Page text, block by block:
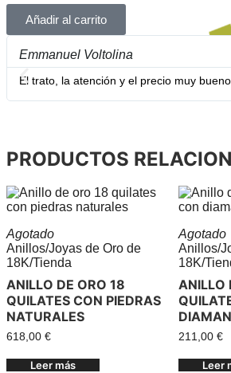
Añadir al carrito
Emmanuel Voltolina
El trato, la atención y el precio muy
PRODUCTOS
Agotado
Anillos/Joyas de Oro de
18K/Tienda
ANILLO DE ORO 18
QUILATES CON PIEDRAS
NATURALES
618,00 €
Leer más
Agotado
Anillos/
18K/
ANILLO
211,00 €
Leer